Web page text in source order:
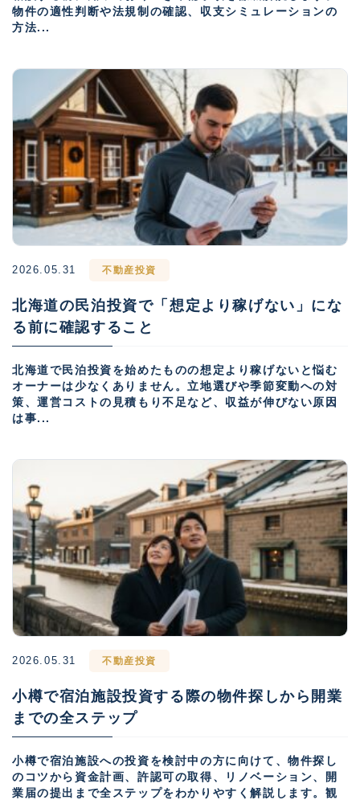
物件の適性判断や法規制の確認、収支シミュレーションの
方法...
2026.05.31 不動産投資
北海道の民泊投資で「想定より稼げない」にな
る前に確認すること
北海道で民泊投資を始めたものの想定より稼げないと悩む
オーナーは少なくありません。立地選びや季節変動への対
策、運営コストの見積もり不足など、収益が伸びない原因
は事...
2026.05.31 不動産投資
小樽で宿泊施設投資する際の物件探しから開業
までの全ステップ
小樽で宿泊施設への投資を検討中の方に向けて、物件探し
のコツから資金計画、許認可の取得、リノベーション、開
業届の提出まで全ステップをわかりやすく解説します。観